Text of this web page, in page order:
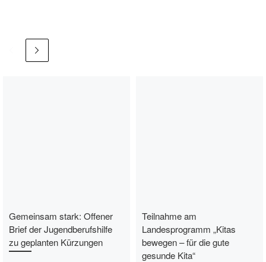
Gemeinsam stark: Offener
Brief der Jugendberufshilfe
zu geplanten Kürzungen
Teilnahme am
Landesprogramm „Kitas
bewegen – für die gute
gesunde Kita“